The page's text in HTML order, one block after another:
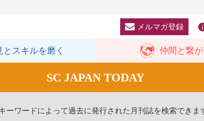
メルマガ登録
と スキルを磨く 仲間と 繋
SC JAPAN TODAY
ワードによって過去に発行された月刊誌を検索できま